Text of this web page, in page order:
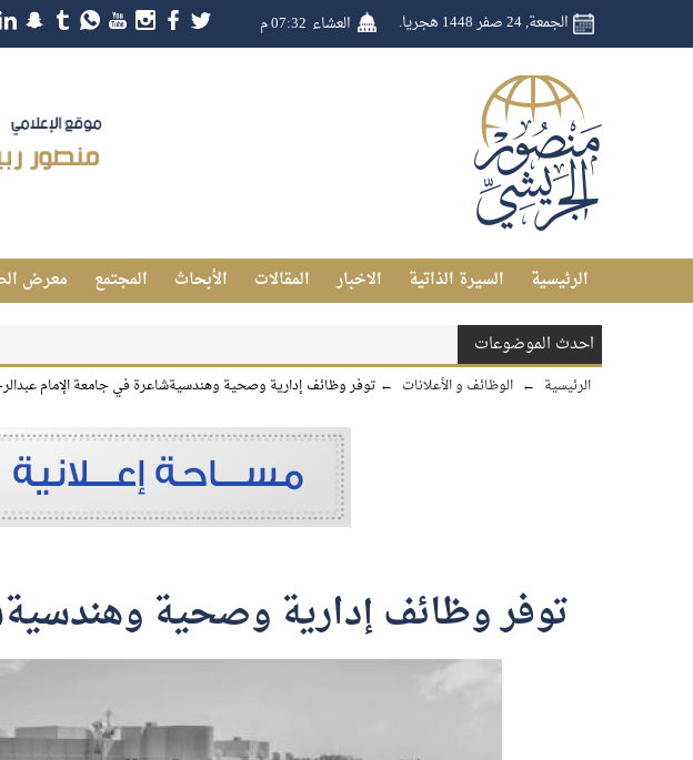
الجمعة, 24 صفر 1448 هجريا. العشاء 07:32 م
الرئيسية السيرة الذاتية الاخبار المقالات الأبحاث المجتمع معرض
احدث الموضوعات
الرئيسية ← الوظائف و الأعلانات ← توفر وظائف إدارية وصحية وهندسيةشاعرة في جامعة الإمام
توفر وظائف إدارية وصحية